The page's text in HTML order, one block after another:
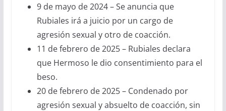
9 de mayo de 2024 – Se anuncia que
Rubiales irá a juicio por un cargo de
agresión sexual y otro de coacción.
11 de febrero de 2025 – Rubiales declara
que Hermoso le dio consentimiento para el
beso.
20 de febrero de 2025 – Condenado por
agresión sexual y absuelto de coacción, sin